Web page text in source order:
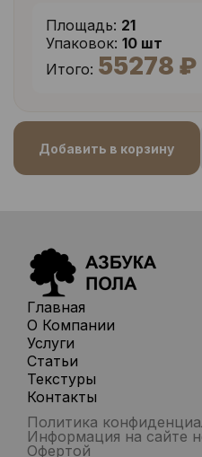
Площадь: 21
Упаковок: 10 шт
Итого: 55278 ₽
Добавить в корзину
Главная
О Компании
Услуги
Статьи
Текстуры
Контакты
Политика
Информация на сайте
Офертой